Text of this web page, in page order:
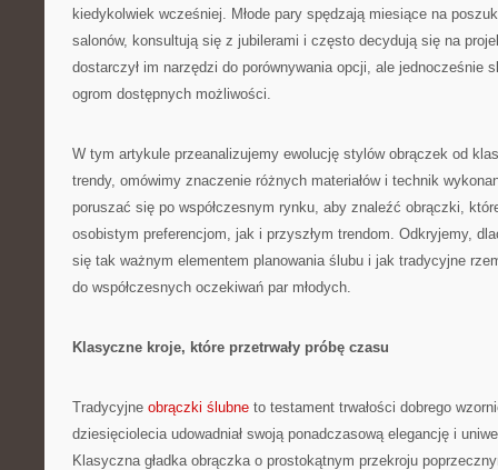
kiedykolwiek wcześniej. Młode pary spędzają miesiące na
salonów, konsultują się z jubilerami i często decydują się na
dostarczył im narzędzi do porównywania opcji, ale jednocześnie
ogrom dostępnych możliwości.
W tym artykule przeanalizujemy ewolucję stylów obrączek od
trendy, omówimy znaczenie różnych materiałów i technik
poruszać się po współczesnym rynku, aby znaleźć obrączki,
osobistym preferencjom, jak i przyszłym trendom. Odkryjemy,
się tak ważnym elementem planowania ślubu i jak tradycyjne
do współczesnych oczekiwań par młodych.
Klasyczne kroje, które przetrwały próbę czasu
Tradycyjne obrączki ślubne to testament trwałości dobrego
dziesięciolecia udowadniał swoją ponadczasową elegancję i
Klasyczna gładka obrączka o prostokątnym przekroju